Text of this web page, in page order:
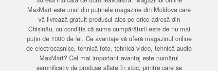
MaxMart este unul din puținele magazine din Moldova care
vă livrează gratuit produsul ales pe orice adresă din
Chișinău, cu condiția că suma cumpărăturii este de nu mai
puțin de 1000 de lei. Ce avantaje vă oferă magazinul online
de electrocasnice, tehnică foto, tehnică video, tehnică audio
MaxMart? Cel mai important avantaj este numărul
semnificativ de produse aflate în stoc, printre care se